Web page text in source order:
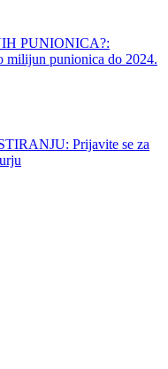
PUNIONICA?:
milijun punionica do 2024.
Prijavite se za